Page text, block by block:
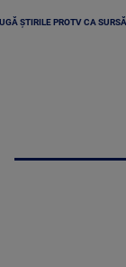
ȘTIRILE PROTV CA